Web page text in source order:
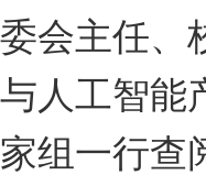
委会主任、
与人工智能
家组一行查